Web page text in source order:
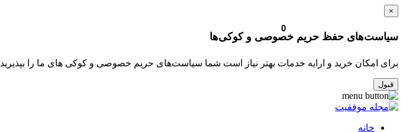
×
سیاست‌های حفظ حریم خصوصی و کوکی‌ها
برای امکان خرید و ارایه خدمات بهتر نیاز است شما سیاست‌های حریم خصوصی و کوکی های ما را بپذیرید
قبول
خانه
0